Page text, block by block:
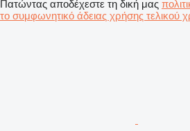
Πατώντας αποδέχεστε τη δική μας
το συμφωνητικό άδειας χρήσης τελικού